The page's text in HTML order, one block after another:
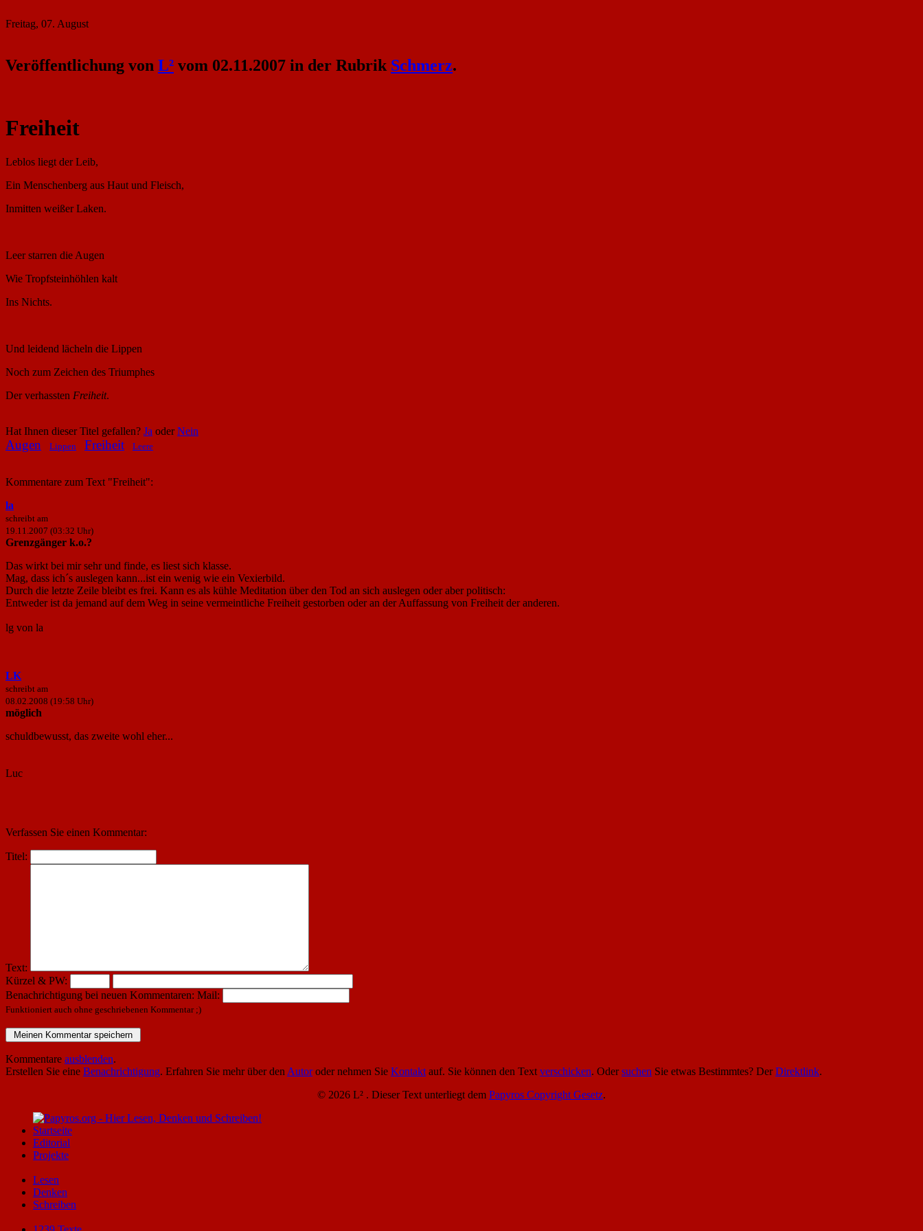
Freitag, 07. August
Veröffentlichung von L² vom 02.11.2007 in der Rubrik Schmerz.
Freiheit
Leblos liegt der Leib,
Ein Menschenberg aus Haut und Fleisch,
Inmitten weißer Laken.
Leer starren die Augen
Wie Tropfsteinhöhlen kalt
Ins Nichts.
Und leidend lächeln die Lippen
Noch zum Zeichen des Triumphes
Der verhassten Freiheit.
Hat Ihnen dieser Titel gefallen? Ja oderNein
Augen Lippen Freiheit Leere
Kommentare zum Text "Freiheit":
la
schreibt am
19.11.2007 (03:32 Uhr)
Grenzgänger k.o.?
Das wirkt bei mir sehr und finde, es liest sich klasse.
Mag, dass ich´s auslegen kann...ist ein wenig wie ein Vexierbild.
Durch die letzte Zeile bleibt es frei. Kann es als kühle Meditation über den Tod an sich auslegen oder aber politisch:
Entweder ist da jemand auf dem Weg in seine vermeintliche Freiheit gestorben oder an der Auffassung von Freiheit der anderen.
lg von la
LK
schreibt am
08.02.2008 (19:58 Uhr)
möglich
schuldbewusst, das zweite wohl eher...
Luc
Verfassen Sie einen Kommentar:
Titel:
Text:
Kürzel & PW:
Benachrichtigung bei neuen Kommentaren: Mail:
Funktioniert auch ohne geschriebenen Kommentar ;)
Kommentare ausblenden.
Erstellen Sie eine Benachrichtigung. Erfahren Sie mehr über den Autoroder nehmen Sie Kontakt auf. Sie können den Text verschicken. Odersuchen Sie etwas Bestimmtes? DerDirektlink.
© 2026 L² . Dieser Text unterliegt dem Papyros Copyright Gesetz.
Startseite
Editorial
Projekte
Lesen
Denken
Schreiben